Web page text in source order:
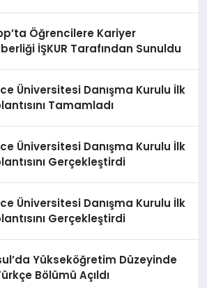
Öğrencilere Kariyer
İŞKUR Tarafından Sunuldu
Üniversitesi Danışma Kurulu İlk
Tamamladı
Üniversitesi Danışma Kurulu İlk
Gerçekleştirdi
Üniversitesi Danışma Kurulu İlk
Gerçekleştirdi
Yükseköğretim Düzeyinde
Bölümü Açıldı